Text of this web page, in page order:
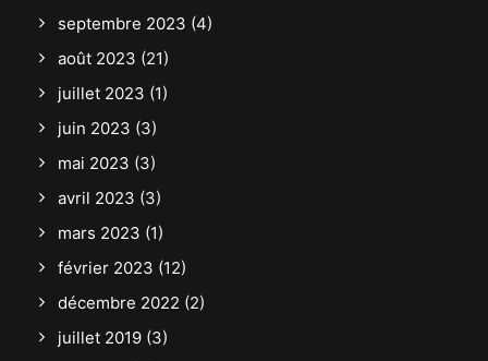
septembre 2023 (4)
août 2023 (21)
juillet 2023 (1)
juin 2023 (3)
mai 2023 (3)
avril 2023 (3)
mars 2023 (1)
février 2023 (12)
décembre 2022 (2)
juillet 2019 (3)